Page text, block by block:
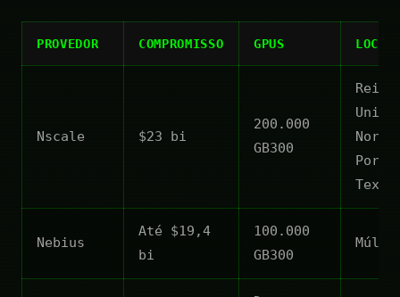
PROVEDOR COMPROMISSO GPUS
Nscale $23 bi
200.000
GB300
Reino
Texas
Nebius
Até $19,4
bi
100.000
GB300